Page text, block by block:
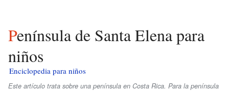
Península de Santa Elena para
niños
Enciclopedia para niños
Este artículo trata sobre una península en Costa Rica. Para la península